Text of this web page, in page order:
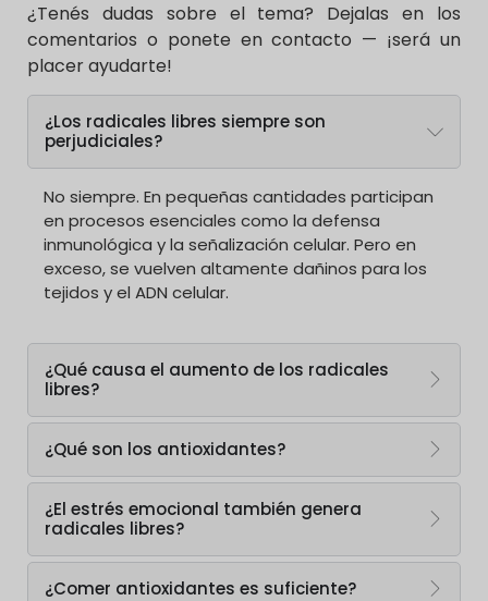
¿Tenés dudas sobre el tema? Dejalas en los
comentarios o ponete en contacto — ¡será un
placer ayudarte!
¿Los radicales libres siempre son
perjudiciales?
No siempre. En pequeñas cantidades participan
en procesos esenciales como la defensa
inmunológica y la señalización celular. Pero en
exceso, se vuelven altamente dañinos para los
tejidos y el ADN celular.
¿Qué causa el aumento de los radicales
libres?
¿Qué son los antioxidantes?
¿El estrés emocional también genera
radicales libres?
¿Comer antioxidantes es suficiente?